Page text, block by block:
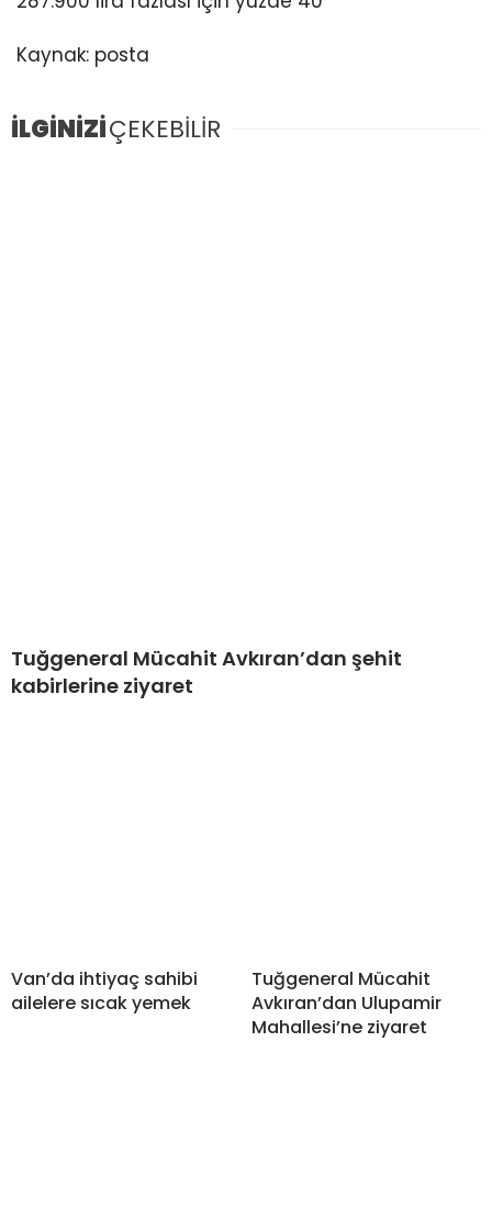
Kaynak: posta
İLGİNİZİÇEKEBİLİR
Tuğgeneral Mücahit Avkıran’dan şehit
kabirlerine ziyaret
Van’da ihtiyaç sahibi
ailelere sıcak yemek
Tuğgeneral Mücahit
Avkıran’dan Ulupamir
Mahallesi’ne ziyaret